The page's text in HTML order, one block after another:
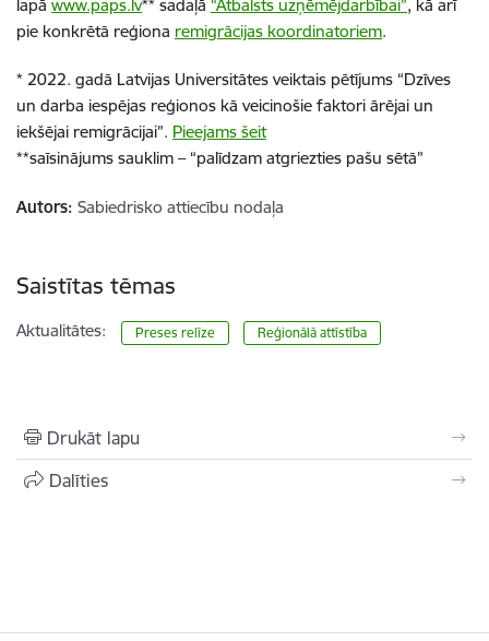
lapā www.paps.lv** sadaļā “Atbalsts uzņēmējdarbībai”, kā arī
pie konkrētā reģiona remigrācijas koordinatoriem.
* 2022. gadā Latvijas Universitātes veiktais pētījums “Dzīves
un darba iespējas reģionos kā veicinošie faktori ārējai un
iekšējai remigrācijai”. Pieejams šeit
**saīsinājums sauklim – “palīdzam atgriezties pašu sētā”
Autors: Sabiedrisko attiecību nodaļa
Saistītas tēmas
Aktualitātes: Preses relīze Reģionālā attīstība
Drukāt lapu
Dalīties